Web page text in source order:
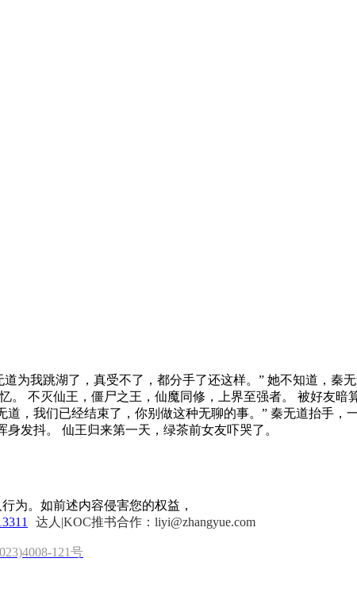
为我跳湖了，真受不了，都分手了还这样。” 她不知道，
不灭仙王，僵尸之王，仙魔同修，上界至强者。 被好友暗
，我们已经结束了，你别做这种无聊的事。” 秦无道抬手，
发抖。 仙王归来第一天，绿茶前女友吓哭了。
为。如前述内容侵害您的权益，
达人|KOC推书合作：liyi@zhangyue.com
121号